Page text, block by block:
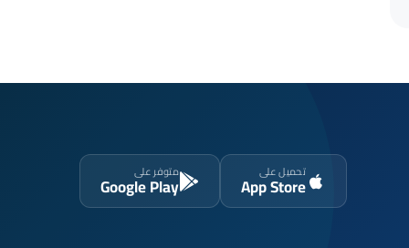
تحميل على
App Store
متوفر على
Google Play